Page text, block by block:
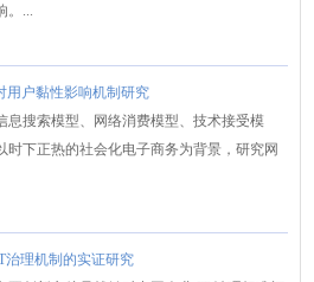
...
用户黏性影响机制研究
息搜索模型、网络消费模型、技术接受模
时下正热的社会化电子商务为背景，研究网
治理机制的实证研究